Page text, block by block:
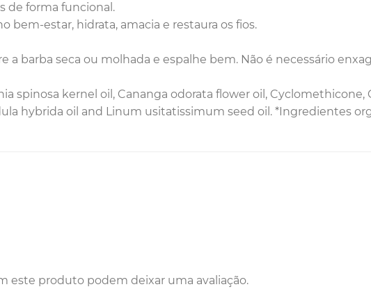
de forma funcional.
bem-estar, hidrata, amacia e restaura os fios.
barba seca ou molhada e espalhe bem. Não é necessário
spinosa kernel oil, Cananga odorata flower oil,
hybrida oil and Linum usitatissimum seed oil. *Ingredientes
este produto podem deixar uma avaliação.